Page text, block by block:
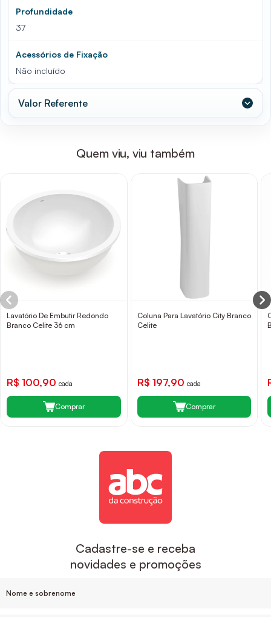
Profundidade
37
Acessórios de Fixação
Não incluído
Valor Referente
Quem viu, viu também
Lavatório De Embutir Redondo
Branco Celite 36 cm
R$ 100,90 cada
Comprar
Coluna Para Lavatório City Branco
Celite
R$ 197,90 cada
Comprar
Cadastre-se e receba
novidades e promoções